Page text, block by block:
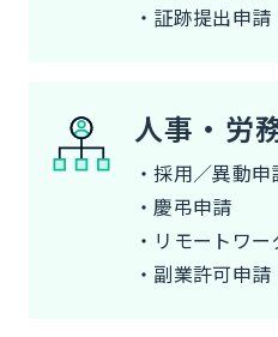
・証跡提出申請
人事・労
・採用／異動申
・慶弔申請
・リモートワ
・副業許可申請